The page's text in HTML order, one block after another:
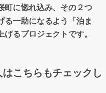
町に惚れ込み、その２つ
る一助になるよう「泊ま
るプロジェクトです。
こちらもチェックし